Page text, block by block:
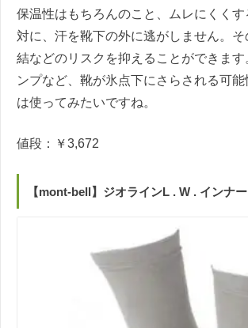
保温性はもちろんのこと、ムレにくくす
対に、汗を靴下の外に逃がしません。
結などのリスクを抑えることができます
ンプなど、靴が氷点下にさらされる可
は使ってみたいですね。
値段：￥3,672
【mont‐bell】ジオラインL . W . インナ